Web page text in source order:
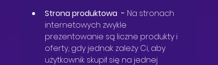
Strona produktowa - Na stronach
internetowych zwykle
prezentowanie są liczne produkty i
oferty, gdy jednak zależy Ci, aby
użytkownik skupił się na jednej